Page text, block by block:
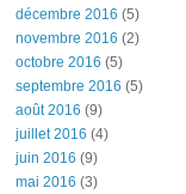
décembre 2016 (5)
novembre 2016 (2)
octobre 2016 (5)
septembre 2016 (5)
août 2016 (9)
juillet 2016 (4)
juin 2016 (9)
mai 2016 (3)